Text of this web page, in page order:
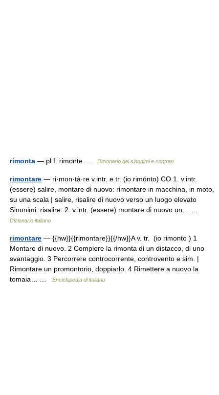
rimonta — pl.f. rimonte … Dizionario dei sinonimi e contrari
rimontare — ri·mon·tà·re v.intr. e tr. (io rimónto) CO 1. v.intr.
(essere) salire, montare di nuovo: rimontare in macchina, in moto,
su una scala | salire, risalire di nuovo verso un luogo elevato
Sinonimi: risalire. 2. v.intr. (essere) montare di nuovo un… …
Dizionario italiano
rimontare — {{hw}}{{rimontare}}{{/hw}}A v. tr. (io rimonto ) 1
Montare di nuovo. 2 Compiere la rimonta di un distacco, di uno
svantaggio. 3 Percorrere controcorrente, controvento e sim. |
Rimontare un promontorio, doppiarlo. 4 Rimettere a nuovo la
tomaia… …
Enciclopedia di italiano